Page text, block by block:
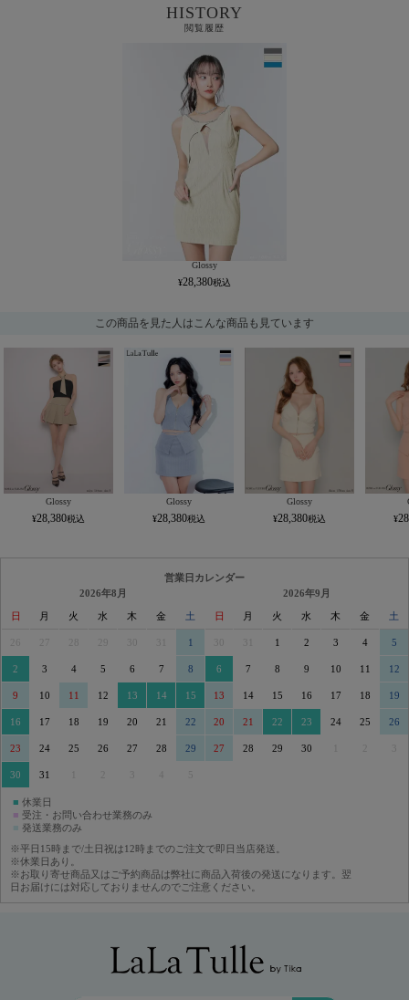
HISTORY
閲覧履歴
Glossy
28,380
この商品を見た人はこんな商品も見ています
Glossy
28,380
Glossy
28,380
Glossy
28,380
営業日カレンダー
2026年8月
日 月 火 水 木 金 土
1
2 3 4 5 6 7 8
9 10 11 12 13 14 15
16 17 18 19 20 21 22
23 24 25 26 27 28 29
30 31 5
2026年9月
日 月 火 水 木 金 土
1 2 3 4 5
6 7 8 9 10 11 12
13 14 15 16 17 18 19
20 21 22 23 24 25 26
27 28 29 30
■ 休業日
■ 受注・お問い合わせ業務のみ
■ 発送業務のみ
※平日15時まで/土日祝は12時までのご注文で即日当店発送。
※休業日あり。
※お取り寄せ商品又はご予約商品は弊社に商品入荷後の発送になります。翌
日お届けには対応しておりませんのでご注意ください。